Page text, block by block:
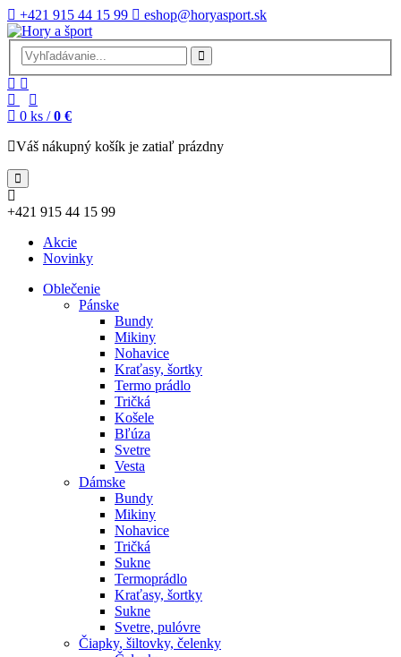
+421 915 44 15 99 eshop@horyasport.sk
0 ks / 0 €
Váš nákupný košík je zatiaľ prázdny
+421 915 44 15 99
Akcie
Novinky
Oblečenie
Pánske
Bundy
Mikiny
Nohavice
Kraťasy, šortky
Termo prádlo
Tričká
Košele
Bľúza
Svetre
Vesta
Dámske
Bundy
Mikiny
Nohavice
Tričká
Sukne
Termoprádlo
Kraťasy, šortky
Sukne
Svetre, pulóvre
Čiapky, šiltovky, čelenky